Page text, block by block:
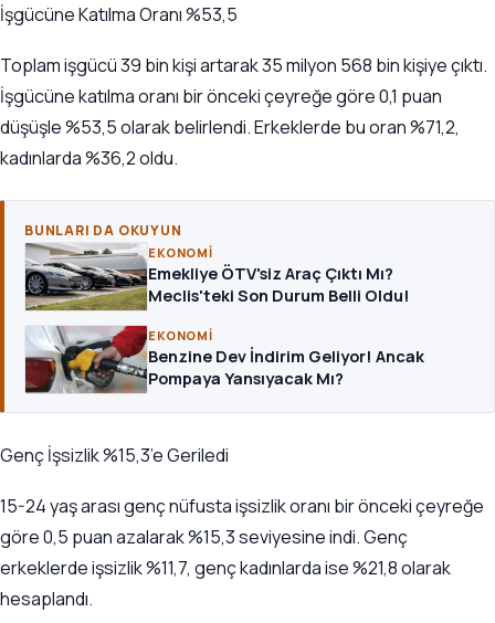
İşgücüne Katılma Oranı %53,5
Toplam işgücü 39 bin kişi artarak 35 milyon 568 bin kişiye çıktı.
İşgücüne katılma oranı bir önceki çeyreğe göre 0,1 puan
düşüşle %53,5 olarak belirlendi. Erkeklerde bu oran %71,2,
kadınlarda %36,2 oldu.
BUNLARI DA OKUYUN
EKONOMI
Emekliye ÖTV'siz Araç Çıktı Mı?
Meclis'teki Son Durum Belli Oldu!
EKONOMI
Benzine Dev İndirim Geliyor! Ancak
Pompaya Yansıyacak Mı?
Genç İşsizlik %15,3’e Geriledi
15-24 yaş arası genç nüfusta işsizlik oranı bir önceki çeyreğe
göre 0,5 puan azalarak %15,3 seviyesine indi. Genç
erkeklerde işsizlik %11,7, genç kadınlarda ise %21,8 olarak
hesaplandı.